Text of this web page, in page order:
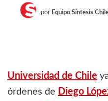
por Equipo Síntesis
Universidad de Chile
órdenes de Diego